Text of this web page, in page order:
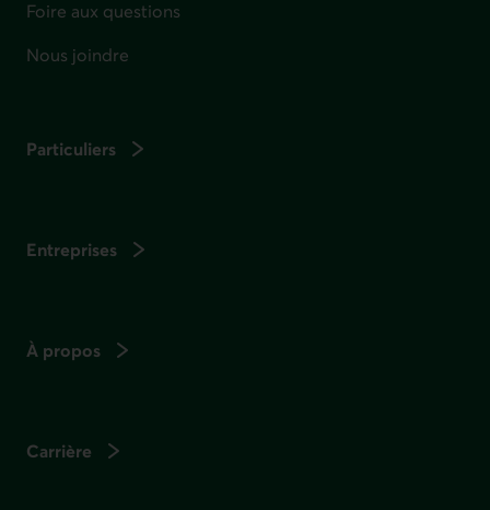
Foire aux questions
Nous joindre
Particuliers
Entreprises
À propos
Carrière